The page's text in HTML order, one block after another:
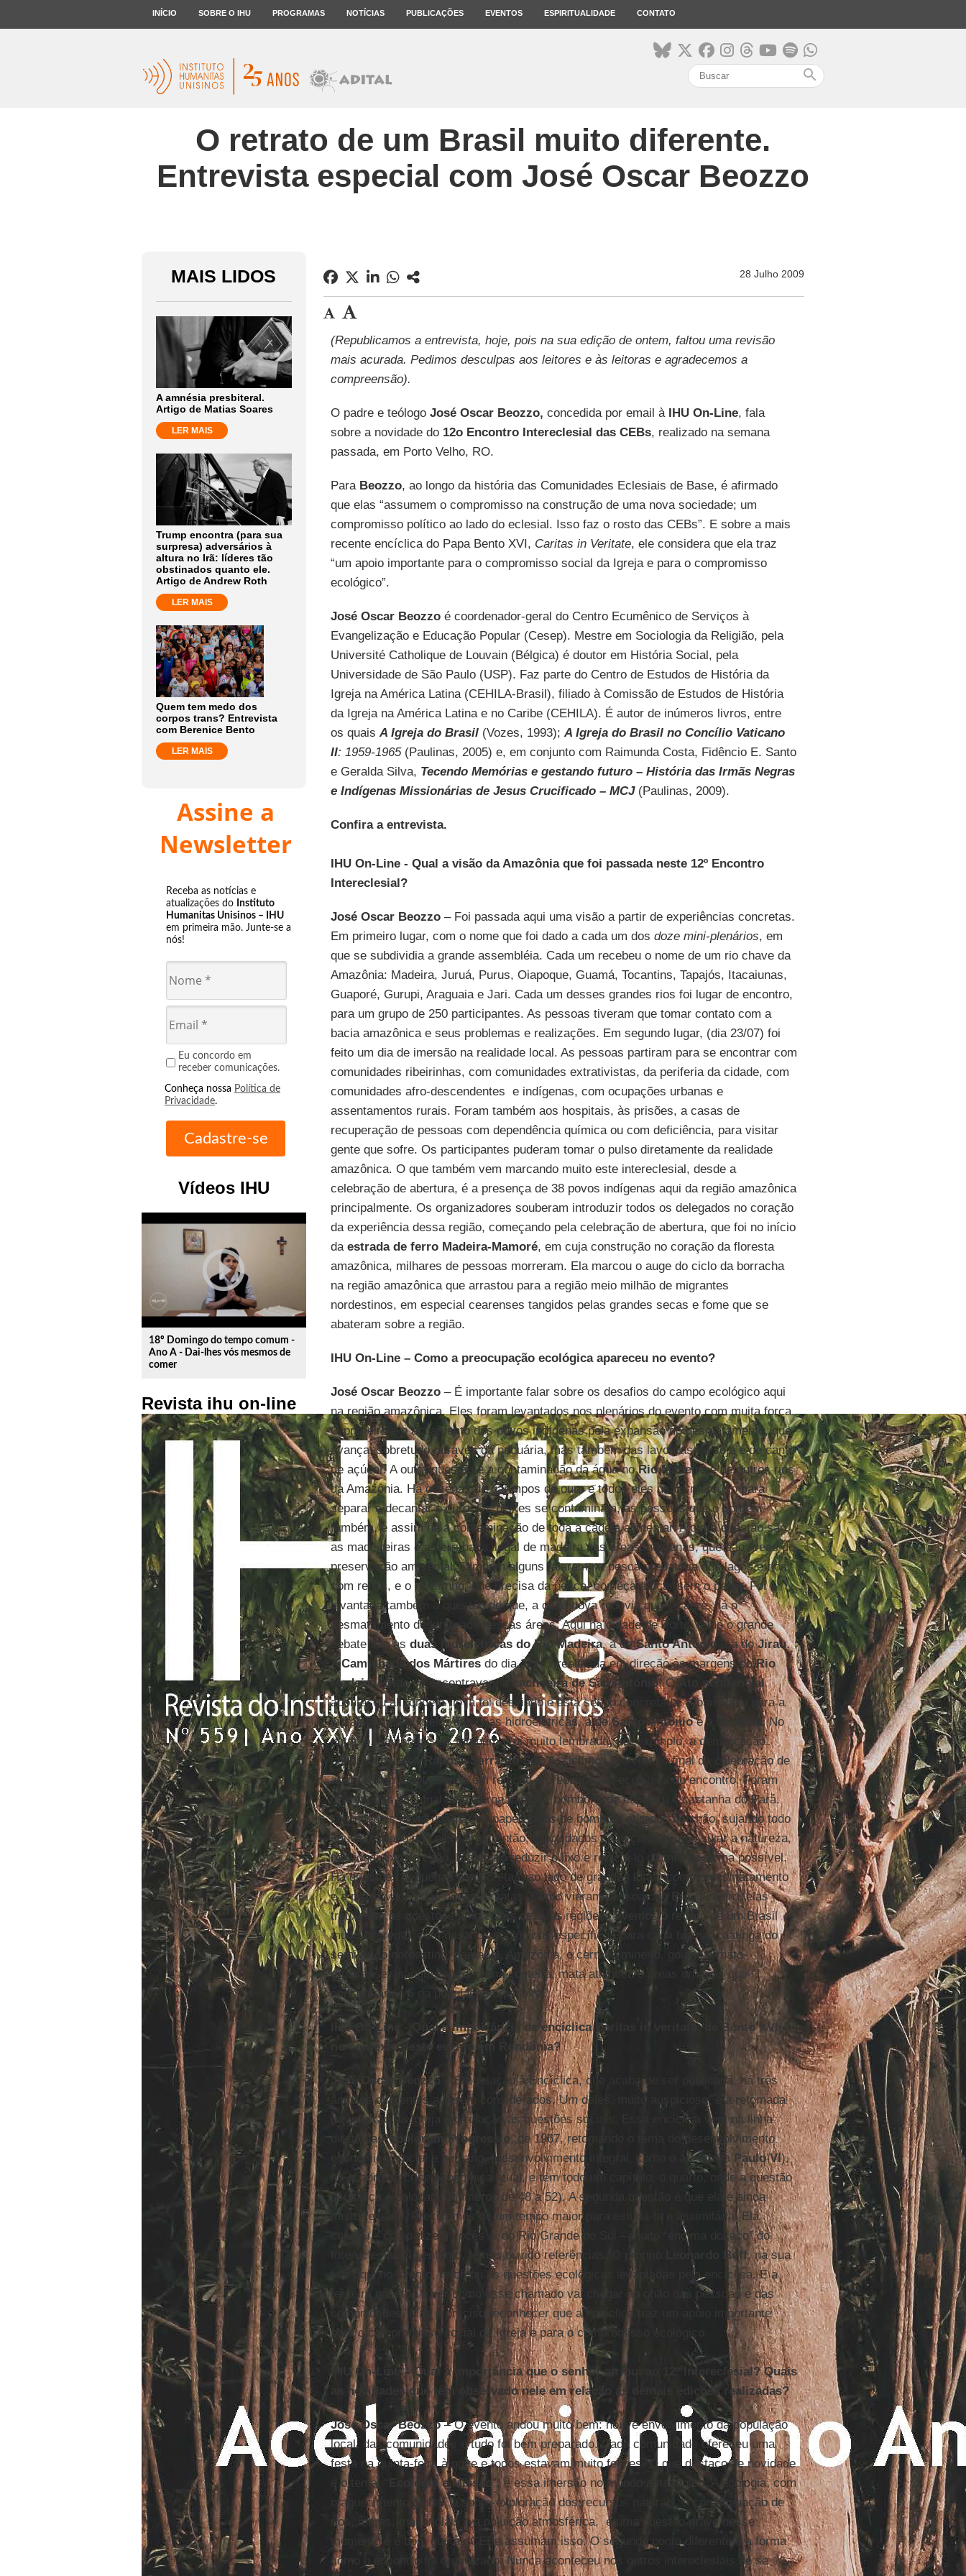
INÍCIO SOBRE O IHU PROGRAMAS NOTÍCIAS PUBLICAÇÕES EVENTOS ESPIRITUALIDADE CONTATO
search
O retrato de um Brasil muito diferente.
Entrevista especial com José Oscar Beozzo
MAIS LIDOS
A amnésia presbiteral.
Artigo de Matias Soares
LER MAIS
Trump encontra (para sua
surpresa) adversários à
altura no Irã: líderes tão
obstinados quanto ele.
Artigo de Andrew Roth
LER MAIS
Quem tem medo dos
corpos trans? Entrevista
com Berenice Bento
LER MAIS
Assine a
Newsletter
Receba as notícias e
atualizações do Instituto
Humanitas Unisinos – IHU
em primeira mão. Junte-se a
nós!
Eu concordo em
receber comunicações.
Conheça nossa Política de
Privacidade.
Vídeos IHU
play_circle_outline
18º Domingo do tempo comum -
Ano A - Dai-lhes vós mesmos de
comer
Revista ihu on-line
28 Julho 2009
(Republicamos a entrevista, hoje, pois na sua edição de ontem, faltou uma revisão
mais acurada. Pedimos desculpas aos leitores e às leitoras e agradecemos a
compreensão).
O padre e teólogo José Oscar Beozzo, concedida por email à IHU On-Line, fala
sobre a novidade do 12o Encontro Intereclesial das CEBs, realizado na semana
passada, em Porto Velho, RO.
Para Beozzo, ao longo da história das Comunidades Eclesiais de Base, é afirmado
que elas “assumem o compromisso na construção de uma nova sociedade; um
compromisso político ao lado do eclesial. Isso faz o rosto das CEBs”. E sobre a mais
recente encíclica do Papa Bento XVI, Caritas in Veritate, ele considera que ela traz
“um apoio importante para o compromisso social da Igreja e para o compromisso
ecológico”.
José Oscar Beozzoé coordenador-geral do Centro Ecumênico de Serviços à
Evangelização e Educação Popular (Cesep). Mestre em Sociologia da Religião, pela
Université Catholique de Louvain (Bélgica) é doutor em História Social, pela
Universidade de São Paulo (USP). Faz parte do Centro de Estudos de História da
Igreja na América Latina (CEHILA-Brasil), filiado à Comissão de Estudos de História
da Igreja na América Latina e no Caribe (CEHILA). É autor de inúmeros livros, entre
os quais A Igreja do Brasil(Vozes, 1993); A Igreja do Brasil no Concílio Vaticano
II: 1959-1965(Paulinas, 2005) e, em conjunto com Raimunda Costa, Fidêncio E. Santo
e Geralda Silva, Tecendo Memórias e gestando futuro – História das Irmãs Negras
e Indígenas Missionárias de Jesus Crucificado – MCJ(Paulinas, 2009).
Confira a entrevista.
IHU On-Line - Qual a visão da Amazônia que foi passada neste 12º Encontro
Intereclesial?
José Oscar Beozzo– Foi passada aqui uma visão a partir de experiências concretas.
Em primeiro lugar, com o nome que foi dado a cada um dos doze mini-plenários, em
que se subdividia a grande assembléia. Cada um recebeu o nome de um rio chave da
Amazônia: Madeira, Juruá, Purus, Oiapoque, Guamá, Tocantins, Tapajós, Itacaiunas,
Guaporé, Gurupi, Araguaia e Jari. Cada um desses grandes rios foi lugar de encontro,
para um grupo de 250 participantes. As pessoas tiveram que tomar contato com a
bacia amazônica e seus problemas e realizações. Em segundo lugar, (dia 23/07) foi
feito um dia de imersão na realidade local. As pessoas partiram para se encontrar com
comunidades ribeirinhas, com comunidades extrativistas, da periferia da cidade, com
comunidades afro-descendentes e indígenas, com ocupações urbanas e
assentamentos rurais. Foram também aos hospitais, às prisões, a casas de
recuperação de pessoas com dependência química ou com deficiência, para visitar
gente que sofre. Os participantes puderam tomar o pulso diretamente da realidade
amazônica. O que também vem marcando muito este intereclesial, desde a
celebração de abertura, é a presença de 38 povos indígenas aqui da região amazônica
principalmente. Os organizadores souberam introduzir todos os delegados no coração
da experiência dessa região, começando pela celebração de abertura, que foi no início
da estrada de ferro Madeira-Mamoré, em cuja construção no coração da floresta
amazônica, milhares de pessoas morreram. Ela marcou o auge do ciclo da borracha
na região amazônica que arrastou para a região meio milhão de migrantes
nordestinos, em especial cearenses tangidos pelas grandes secas e fome que se
abateram sobre a região.
IHU On-Line – Como a preocupação ecológica apareceu no evento?
José Oscar Beozzo– É importante falar sobre os desafios do campo ecológico aqui
na região amazônica. Eles foram levantados nos plenários do evento com muita força.
O primeiro é o acuamento dos povos indígenas pela expansão do desmatamento, que
avança, sobretudo, através da pecuária, mas também das lavouras de soja e de cana
de açúcar. A outra questão é a contaminação da água noRio Madeirae de outros rios
da Amazônia. Há dezenas de garimpos de ouro e todos eles usam mercúrio para
separar e decantar o ouro. Os peixes se contaminam, as pessoas que o comem
também, e assim há a contaminação de toda a cadeia alimentar. A outra questão são
as madeireiras e a derrubada ilegal de madeira nas áreas indígenas, que são áreas de
preservação ambiental. Também alguns falaram na pesca predatória nos lagos e rios,
com redes, e o ribeirinho, que precisa da pesca, começa a ficar sem o peixe. Foi
levantada também a questão de que, a cada nova rodovia que se abre, há o
desmatamento desenfreado nessas áreas. Aqui na cidade de Porto Velho o grande
debate são as duas hidrelétricas do Rio Madeira, a deSanto Antônio e a doJirau.
ACaminhada dos Mártiresdo dia 22, foi realizada em direção às margens doRio
Madeira, onde se encontravam a cachoeira de São Antônio. OAto penitencial
aconteceu ali, onde o rio já foi desviado e está sendo concretada, a barragem para a
instalação da primeira das duas hidroelétricas, a deSanto Antônioe a do
. No
entanto, há conquistas também. Foi muito lembrada, por exemplo, a demarcação
contínua da áreaRaposa Serra do Sol. Assistimos, porém, no final da celebração de
abertura, um contrasenso em relação à preocupação ecológica do encontro. Foram
distribuídos em sinal de fraterna partilha, bombons de cupuaçu e castanha do Pará.
Logo depois havia um mar de papeizinhos de bombom atirados no chão, sujando todo
aquele espaço da celebração. Então, os cuidados começam por não sujar a natureza,
não jogar lixo no chão. É preciso reduzir o lixo e reciclá-lo da melhor forma possível.
Há questões pequenas e concretas, ao lado de grandes lutas, como o desmatamento
e a preservação das águas e matas. Como vieram pessoas do Brasil inteiro, elas
trouxeram as questões ambientais de suas regiões. Tivemos o retrato de um Brasil
muito diferente, com desafios ecológicos específicos para cada bioma: caatinga do
semi-árido nordestino, pantanal, Amazônia, o cerrado mineiro, goiano e mato-
grossense; manguezais da zona costeira, mata atlântica e áreas urbanas que
concentram 4/5 da população brasileira.
IHU On-Line - Qual a importância da encíclica Caritas in veritate, de Bento XVI,
no contexto deste evento em Rondônia?
José Oscar Beozzo– Em relação à Encíclica, que acaba de ser publicada, há três
ângulos diferentes a serem considerados. Um deles, muito auspicioso, é a retomada
da reflexão da Igreja em relação às questões sociais. Essa encíclica vem na linha
direta daPopulorum Progressio, de 1967, retomando o tema do desenvolvimento
econômico, social e humano, (desenvolvimento integral, como o apelidava Paulo VI),
no quadro da crise econômica atual, e tem todo um capítulo, o quarto, onde a questão
ecológica é colocada (números de 48 a 52). A segunda questão é que ela é ainda
muito recente. Precisamos de um tempo maior para estudá-la e assimilá-la. Ela
chegou – como dizem vocês aí do Rio Grande do Sul – muito “encima do laço” do
Intereclesial. No entanto, temos ouvido referências. O próprio
Leonardo Boff, na sua
fala aqui no evento, retomou as questões ecológicas levantadas pela encíclica. E a
terceira questão é ver como esse chamado vai chegar ao chão das pessoas e das
comunidades. Mas é preciso reconhecer que a encíclica traz um apoio importante
para o compromisso social da Igreja e para o compromisso ecológico.
IHU On-Line – Qual a importância que o senhor atribui ao 12º Intereclesial? Quais
as novidades que têm observado nele em relação às demais edições realizadas?
José Oscar Beozzo– O evento andou muito bem: houve envolvimento da população
local, das comunidades e tudo foi bem preparado. Cada comunidade ofereceu uma
festa na quinta-feira à noite e todos estavam muito felizes. O que destaco de novidade
é o tema, “
Ecologia e Missão”, e essa imersão no mundo amazônico. A ecologia, com
o aquecimento global, a sobre-exploração dos recursos naturais, a contaminação de
rios, mares, mananciais e a poluição atmosférica, é uma questão grave nesse
momento e é bom que as CEBs assumam isso. O segundo ponto diferente é a forma
como o encontro foi organizado. Nunca aconteceu nos outros intereclesiais de se